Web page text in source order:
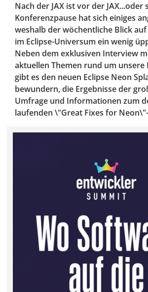
Nach der JAX ist vor der JAX...oder
Konferenzpause hat sich einiges
weshalb der wöchentliche Blick auf
im Eclipse-Universum ein wenig
Neben dem exklusiven Interview
aktuellen Themen rund um unsere
gibt es den neuen Eclipse Neon
bewundern, die Ergebnisse der
Umfrage und Informationen zum
laufenden \"Great Fixes for